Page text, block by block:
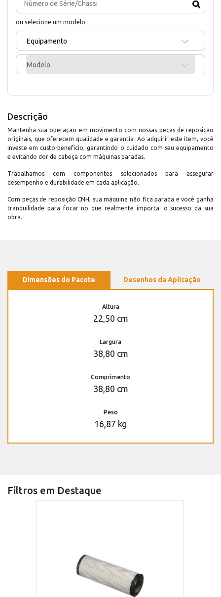
ou selecione um modelo:
Equipamento
Modelo
Descrição
Mantenha sua operação em movimento com nossas peças de reposição
originais, que oferecem qualidade e garantia. Ao adquirir este item, você
investe em custo-benefício, garantindo o cuidado com seu equipamento
e evitando dor de cabeça com máquinas paradas.
Trabalhamos com componentes selecionados para assegurar
desempenho e durabilidade em cada aplicação.
Com peças de reposição CNH, sua máquina não fica parada e você ganha
tranquilidade para focar no que realmente importa: o sucesso da sua
obra.
Dimensões do Pacote Desenhos da Aplicação
Altura
22,50 cm
Largura
38,80 cm
Comprimento
38,80 cm
Peso
16,87 kg
Filtros em Destaque